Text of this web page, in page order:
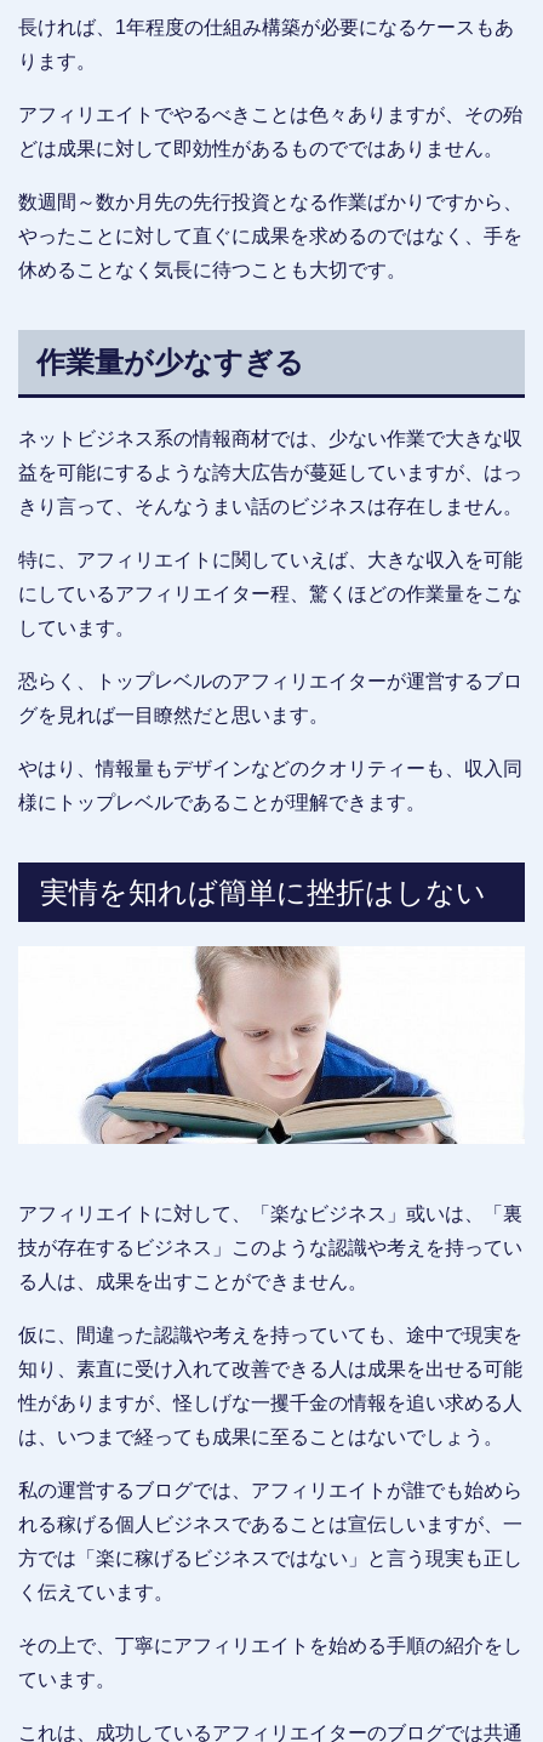
長ければ、1年程度の仕組み構築が必要になるケースもあ
ります。
アフィリエイトでやるべきことは色々ありますが、その殆
どは成果に対して即効性があるものでではありません。
数週間～数か月先の先行投資となる作業ばかりですから、
やったことに対して直ぐに成果を求めるのではなく、手を
休めることなく気長に待つことも大切です。
作業量が少なすぎる
ネットビジネス系の情報商材では、少ない作業で大きな収
益を可能にするような誇大広告が蔓延していますが、はっ
きり言って、そんなうまい話のビジネスは存在しません。
特に、アフィリエイトに関していえば、大きな収入を可能
にしているアフィリエイター程、驚くほどの作業量をこな
しています。
恐らく、トップレベルのアフィリエイターが運営するブロ
グを見れば一目瞭然だと思います。
やはり、情報量もデザインなどのクオリティーも、収入同
様にトップレベルであることが理解できます。
実情を知れば簡単に挫折はしない
アフィリエイトに対して、「楽なビジネス」或いは、「裏
技が存在するビジネス」このような認識や考えを持ってい
る人は、成果を出すことができません。
仮に、間違った認識や考えを持っていても、途中で現実を
知り、素直に受け入れて改善できる人は成果を出せる可能
性がありますが、怪しげな一攫千金の情報を追い求める人
は、いつまで経っても成果に至ることはないでしょう。
私の運営するブログでは、アフィリエイトが誰でも始めら
れる稼げる個人ビジネスであることは宣伝しいますが、一
方では「楽に稼げるビジネスではない」と言う現実も正し
く伝えています。
その上で、丁寧にアフィリエイトを始める手順の紹介をし
ています。
これは、成功しているアフィリエイターのブログでは共通